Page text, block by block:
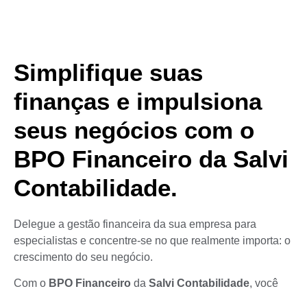
Simplifique suas
finanças e impulsiona
seus negócios com o
BPO Financeiro da Salvi
Contabilidade.
Delegue a gestão financeira da sua empresa para
especialistas e concentre-se no que realmente importa: o
crescimento do seu negócio.
Com o BPO Financeiro da Salvi Contabilidade, você